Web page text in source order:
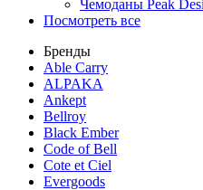
Чемоданы Peak
Посмотреть все
Бренды
Able Carry
ALPAKA
Ankept
Bellroy
Black Ember
Code of Bell
Cote et Ciel
Evergoods